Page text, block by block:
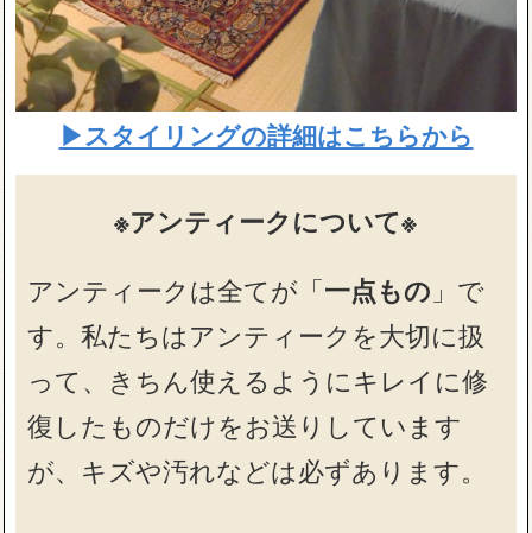
▶スタイリングの詳細はこちらから
※アンティークについて※
アンティークは全てが「一点もの 」で
す。私たちはアンティークを大切に扱
って、きちん使えるようにキレイに修
復したものだけをお送りしています
が、キズや汚れなどは必ずあります。